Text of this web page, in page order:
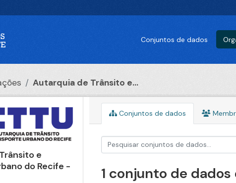
Conjuntos de dados
Autarquia de Trânsito e...
e
do Recife -
Conjuntos de dados
1 conjunto de